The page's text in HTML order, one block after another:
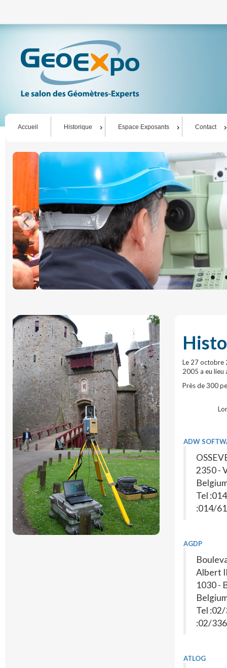
Accueil Historique Espace Exposants Contact
Le 27 octobre
2005 a eu lieu
Près de 300
ADW
2350 -
Tel
:014/
AGDP
Albert
1030 -
Tel
:02/
ATLOG